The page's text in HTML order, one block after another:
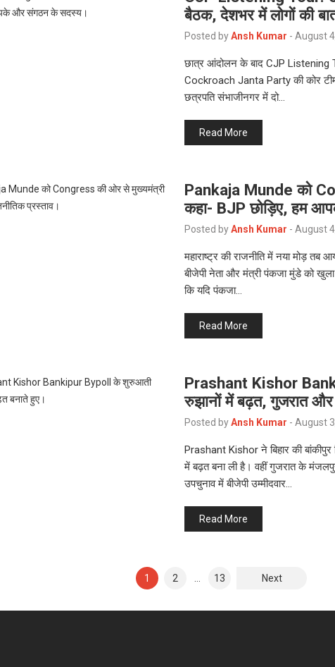
बैठक, देशभर में लोगों की
Posted byAnsh Kumar - August
छात्र आंदोलन के बाद CJP Listening
Cockroach Janta Party की कोर
छत्रपति संभाजीनगर में दो…
Read More
Pankaja Munde को
कहा- BJP छोड़िए, हम
Posted byAnsh Kumar - August
महाराष्ट्र की राजनीति में नया मोड़ तब
बीजेपी नेता और मंत्री पंकजा मुंडे को खुला
कि यदि पंकजा…
Read More
Prashant Kishor
रुझानों में बढ़त, गुजरात
Posted byAnsh Kumar - August
Prashant Kishor ने बिहार की
में बढ़त बना ली है। वहीं गुजरात के
उपचुनाव में बीजेपी उम्मीदवार…
Read More
1 2 13 Next